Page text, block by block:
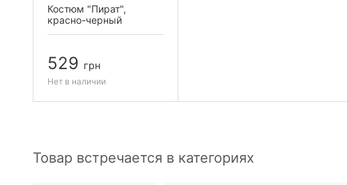
Костюм "Пират",
красно-черный
529 грн
Нет в наличии
Товар встречается в категориях